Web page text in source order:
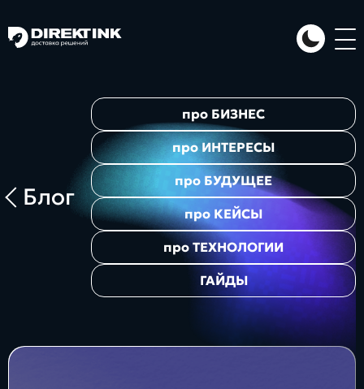
Направления
Web System
Проекты
Блог
про БИЗНЕС
про ИНТЕРЕСЫ
про БУДУЩЕЕ
про КЕЙСЫ
проТЕХНОЛОГИИ
ГАЙДЫ